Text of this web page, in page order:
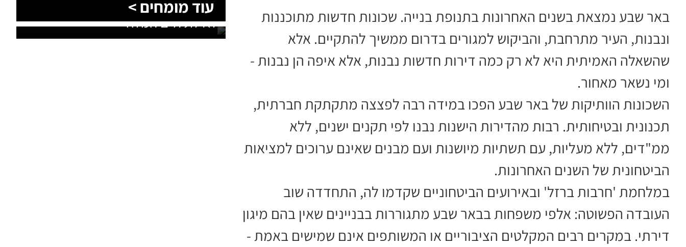
באר שבע נמצאת בשנים האחרונות בתנופת בנייה. שכונות חדשות מתוכננות
ונבנות, העיר מתרחבת, והביקוש למגורים בדרום ממשיך להתקיים. אלא
שהשאלה האמיתית היא לא רק כמה דירות חדשות נבנות, אלא איפה הן נבנות -
ומי נשאר מאחור.
השכונות הוותיקות של באר שבע הפכו במידה רבה לפצצה מתקתקת חברתית,
תכנונית ובטיחותית. רבות מהדירות הישנות נבנו לפי תקנים ישנים, ללא
ממ"דים, ללא מעליות, עם תשתיות מיושנות ועם מבנים שאינם ערוכים למציאות
הביטחונית של השנים האחרונות.
במלחמת 'חרבות ברזל' ובאירועים הביטחוניים שקדמו לה, התחדדה שוב
העובדה הפשוטה: אלפי משפחות בבאר שבע מתגוררות בבניינים שאין בהם מיגון
דירתי. במקרים רבים המקלטים הציבוריים או המשותפים אינם שמישים באמת -
עוד מומחים >
נסיעה קבוצתית מושלמת לנגב,
לאילת ולים המלח